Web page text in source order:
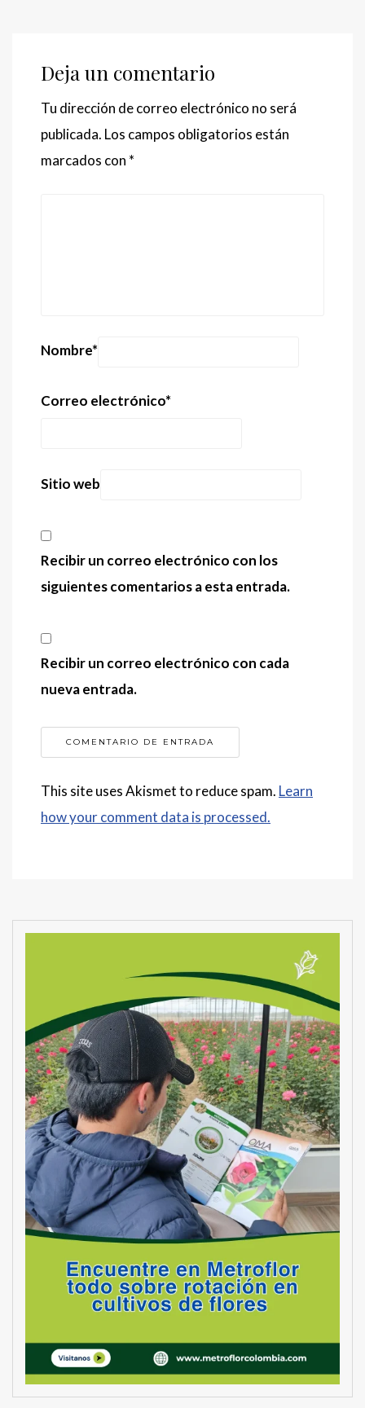
Deja un comentario
Tu dirección de correo electrónico no será
publicada. Los campos obligatorios están
marcados con *
Nombre*
Correo electrónico*
Sitio web
Recibir un correo electrónico con los
siguientes comentarios a esta entrada.
Recibir un correo electrónico con cada
nueva entrada.
This site uses Akismet to reduce spam. Learn
how your comment data is processed.